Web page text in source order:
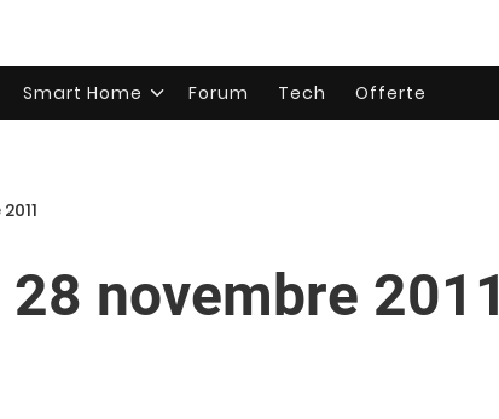
Smart Home Forum Tech Offerte
28 novembre 2011